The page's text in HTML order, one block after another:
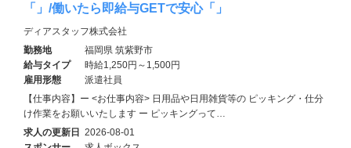
「」/働いたら即給与GETで安心「」
ディアスタッフ株式会社
勤務地
福岡県 筑紫野市
給与タイプ
時給1,250円～1,500円
雇用形態
派遣社員
【仕事内容】ー <お仕事内容> 日用品や日用雑貨等の ピッキング・仕分
け作業をお願いいたします ー ピッキングって…
求人の更新日 2026-08-01